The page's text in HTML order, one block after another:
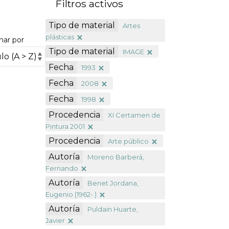
por
Filtros activos
Tipo de material
Artes
plásticas
Tipo de material IMAGE
Fecha 1993
Fecha 2008
Fecha 1998
Procedencia
XI Certamen de
Pintura 2001
Procedencia Arte público
Autoría
Moreno Barberá,
Fernando
Autoría
Benet Jordana,
Eugenio (1962- )
Autoría
Puldain Huarte,
Javier